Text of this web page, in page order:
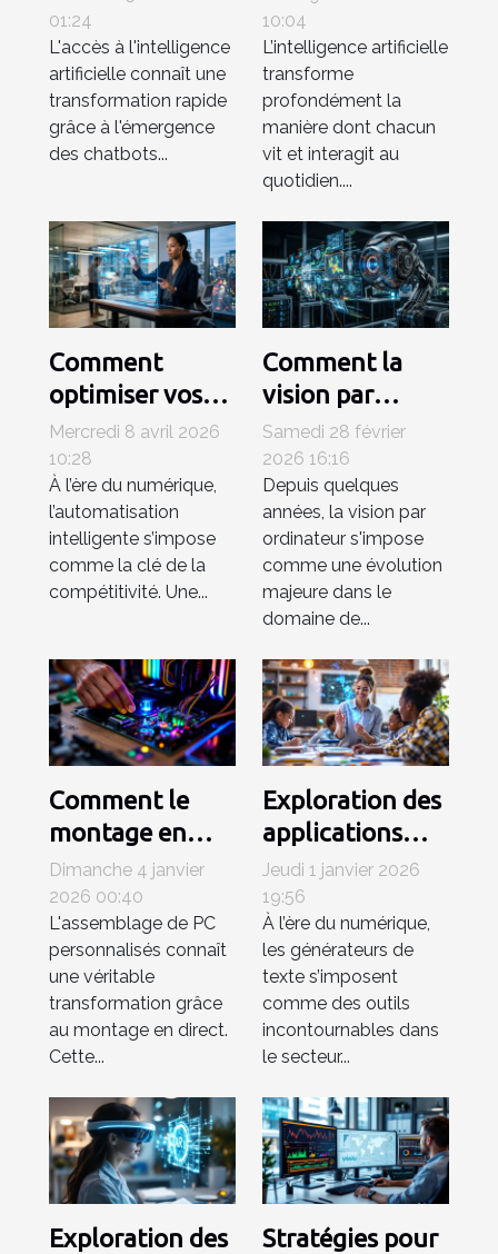
révolutionnent-
ils l’accès à l’IA ?
01:24
L'accès à l'intelligence
artificielle connaît une
transformation rapide
grâce à l'émergence
des chatbots...
simplifie-t-elle
notre quotidien
?
10:04
L’intelligence artificielle
transforme
profondément la
manière dont chacun
vit et interagit au
quotidien....
Comment
optimiser vos
processus
professionnels
avec une
plateforme d'IA
intégrée ?
Mercredi 8 avril 2026
10:28
À l’ère du numérique,
l’automatisation
intelligente s’impose
comme la clé de la
compétitivité. Une...
Comment la
vision par
ordinateur
révolutionne-t-
elle l'analyse
d'images ?
Samedi 28 février
2026 16:16
Depuis quelques
années, la vision par
ordinateur s'impose
comme une évolution
majeure dans le
domaine de...
Comment le
montage en
direct
révolutionne
l'assemblage
des PC
personnalisés ?
Dimanche 4 janvier
2026 00:40
L'assemblage de PC
personnalisés connaît
une véritable
transformation grâce
au montage en direct.
Cette...
Exploration des
applications
pratiques des
générateurs de
texte dans
l'éducation
Jeudi 1 janvier 2026
19:56
À l’ère du numérique,
les générateurs de
texte s’imposent
comme des outils
incontournables dans
le secteur...
Exploration des
Stratégies pour